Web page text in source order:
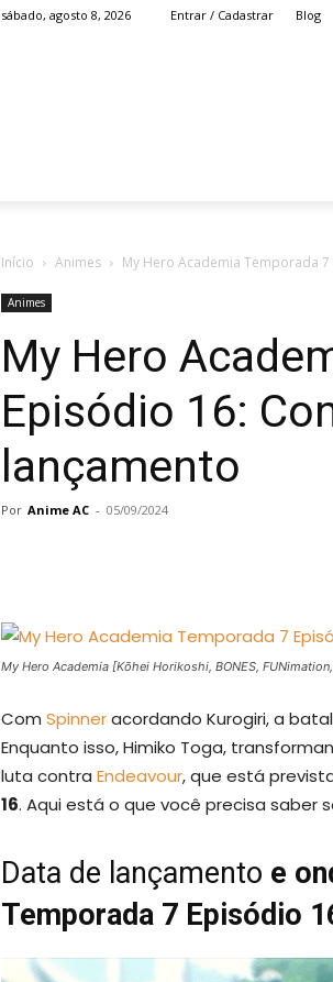
sábado, agosto 8, 2026 Entrar / Cadastrar Blog
Início Animes My Hero Academia Temporada
Animes
My Hero
Episódio 16:
lançamento
Por Anime AC - 05/09/2024
My Hero Academia [Kōhei Horikoshi, BONES,
Com Spinneracordando Kurogiri, a
Enquanto isso, Himiko Toga,
luta contra Endeavour, que está
16. Aqui está o que você precisa saber
Data de lançamento e
Temporada 7 Episódio